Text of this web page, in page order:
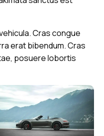
Cras congue
erat bibendum. Cras
posuere lobortis